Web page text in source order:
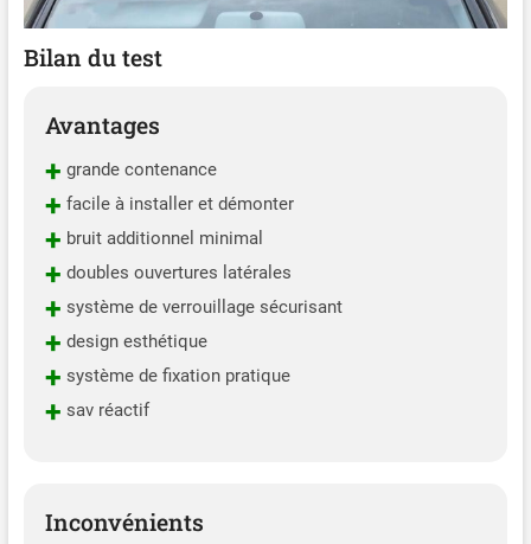
Bilan du test
Avantages
+ grande contenance
+ facile à installer et démonter
+ bruit additionnel minimal
+ doubles ouvertures latérales
+ système de verrouillage sécurisant
+ design esthétique
+ système de fixation pratique
+ sav réactif
Inconvénients